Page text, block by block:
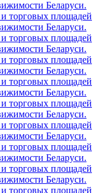
Беларуси.
торговых площадей
Беларуси.
торговых площадей
Беларуси.
торговых площадей
Беларуси.
торговых площадей
Беларуси.
торговых площадей
Беларуси.
торговых площадей
Беларуси.
торговых площадей
Беларуси.
торговых площадей
Беларуси.
торговых площадей